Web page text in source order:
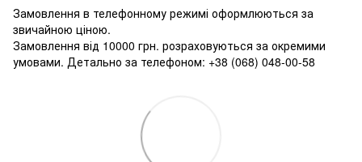
Замовлення в телефонному режимі оформлюються за
звичайною ціною.
Замовлення від 10000 грн. розраховуються за окремими
умовами. Детально за телефоном: +38 (068) 048-00-58